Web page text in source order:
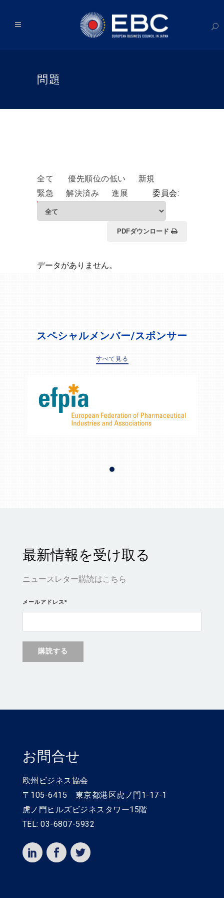
問題
全て 優先順位の低い
新規
緊急
解決済み 進展 委員会:
PDFダウンロード
データがありません。
スペシャルメンバー/スポンサー
すべて見る
最新情報を受け取る
ニュースレター購読はこちら
メールアドレス*
お問合せ
欧州ビジネス協会
〒105-6415 東京都港区虎ノ門1-17-1
虎ノ門ヒルズビジネスタワー15階
TEL: 03-6807-5932